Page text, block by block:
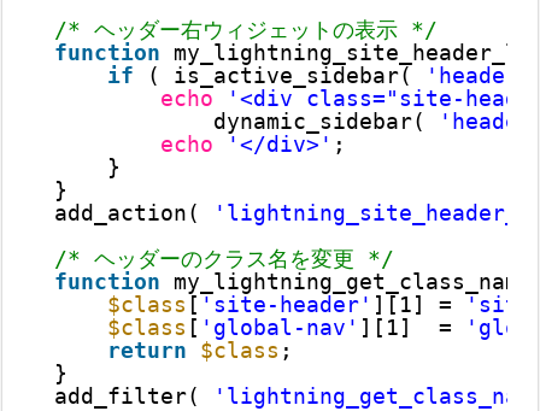
/* ヘッダー右ウィジェットの表示 */
function
if
( is_active_sidebar(
echo
'<div class="site-
dynamic_sidebar(
echo
'</div>' ;
}
}
add_action(
/* ヘッダーのクラス名を変更 */
function
$class [ 'site-header' ][1] =
$class [ 'global-nav' ][1]  =
return
$class ;
}
add_filter(